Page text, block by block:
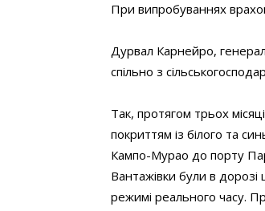
При випробуваннях
Дурвал Карнейро,
спільно з
Так, протягом трьох
покриттям із білого та
Кампо-Мурао до порту
Вантажівки були в дорозі
режимі реального часу.